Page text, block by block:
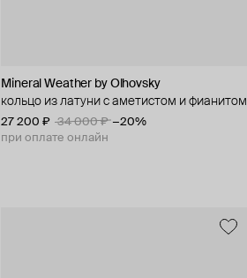
Mineral Weather by Olhovsky
кольцо из латуни с аметистом и фианитом
27 200 ₽ 34 000 ₽ −20%
при оплате онлайн